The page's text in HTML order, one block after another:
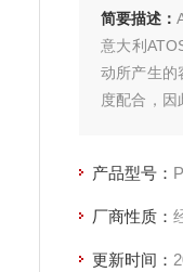
简要描述：
意大利
动所产生的
度配合，
产品型号：
厂商性质：
更新时间：